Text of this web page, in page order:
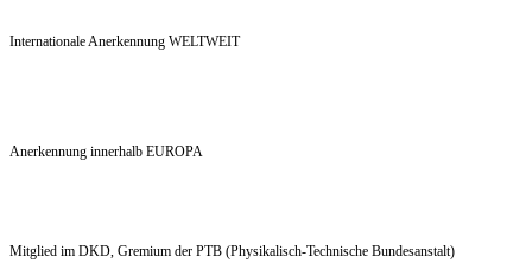
Internationale Anerkennung WELTWEIT
Anerkennung innerhalb EUROPA
Mitglied im DKD, Gremium der PTB (Physikalisch-Technische Bundesanstalt)